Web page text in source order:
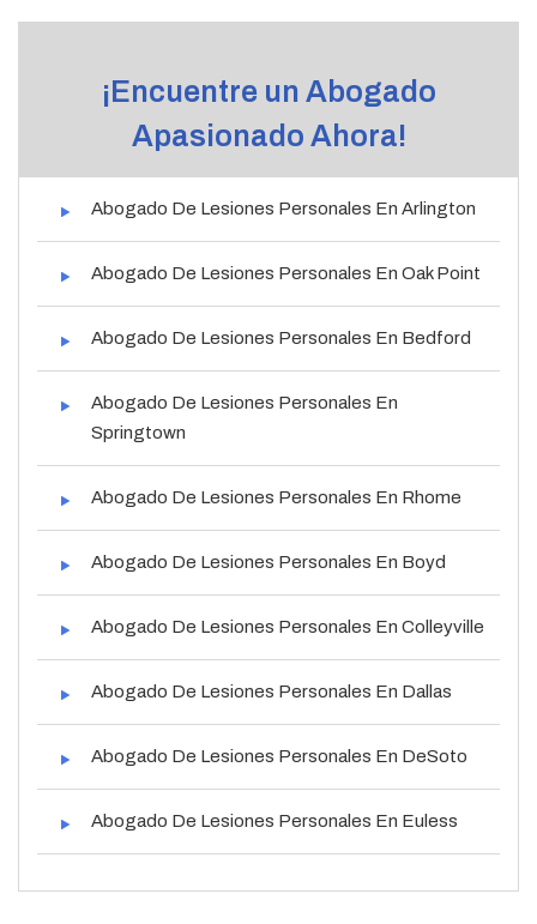
¡Encuentre un Abogado
Apasionado Ahora!
Abogado De Lesiones Personales En Arlington
Abogado De Lesiones Personales En Oak Point
Abogado De Lesiones Personales En Bedford
Abogado De Lesiones Personales En
Springtown
Abogado De Lesiones Personales En Rhome
Abogado De Lesiones Personales En Boyd
Abogado De Lesiones Personales En Colleyville
Abogado De Lesiones Personales En Dallas
Abogado De Lesiones Personales En DeSoto
Abogado De Lesiones Personales En Euless